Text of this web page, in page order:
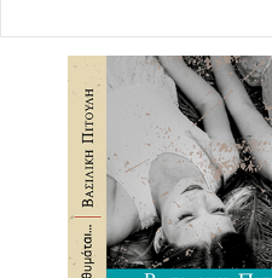
καθυστέρησε αρκετά τις
μας πείσμωσε κιόλας.
νοιξε την κατάλληλη
στον κόσμο να μπορεί να
ασφάλεια και το πιο
όλες τις περιοχές της
Πώς άλλαξε το Black Tulip